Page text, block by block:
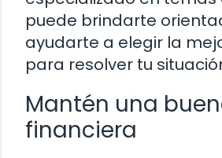
puede brindarte
ayudarte a elegir la
para resolver tu
Mantén una
financiera